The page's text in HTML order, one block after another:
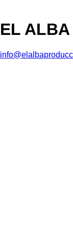
EL ALBA